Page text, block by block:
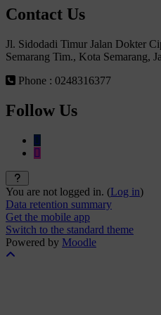
Contact Us
Jl. Sidodadi Timur Jalan Dokter
Semarang Tim., Kota Semarang,
Phone : 0248316377
Follow Us
You are not logged in. (Log in)
Data retention summary
Get the mobile app
Switch to the standard theme
Powered by Moodle